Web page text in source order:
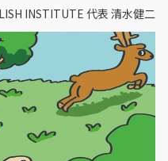
INSTITUTE 代表 清水健二